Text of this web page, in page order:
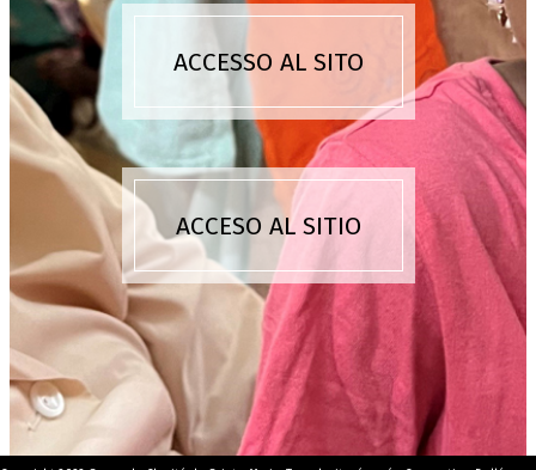
ACCESSO AL SITO
ACCESO AL SITIO